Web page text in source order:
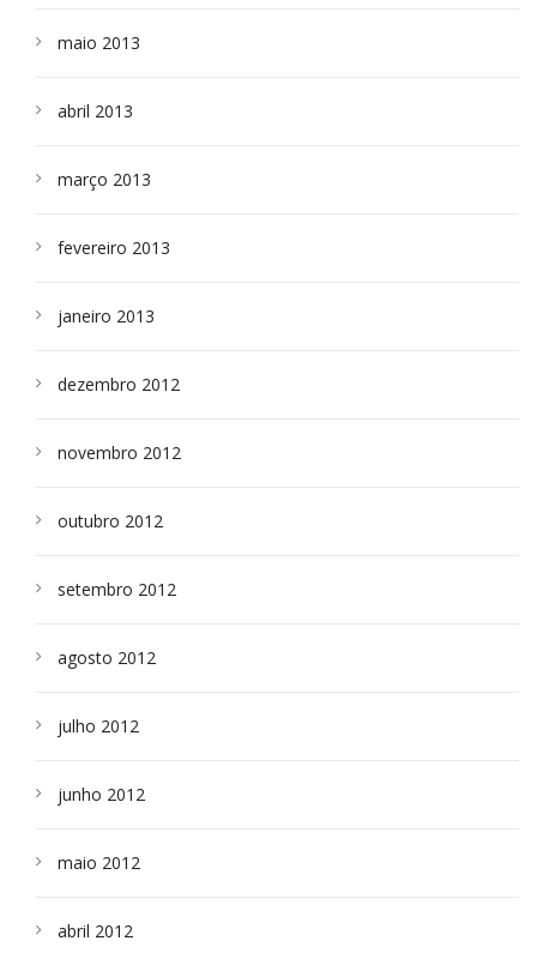
maio 2013
abril 2013
março 2013
fevereiro 2013
janeiro 2013
dezembro 2012
novembro 2012
outubro 2012
setembro 2012
agosto 2012
julho 2012
junho 2012
maio 2012
abril 2012